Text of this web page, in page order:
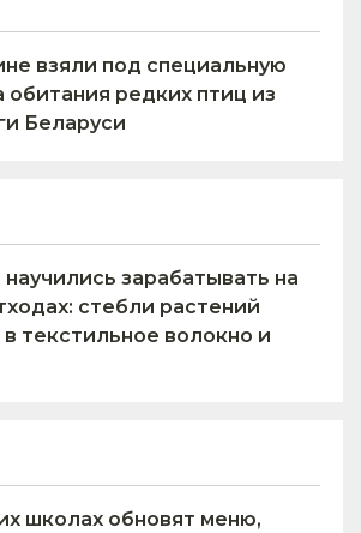
взяли под специальную
обитания редких птиц из
Беларуси
зарабатывать на
стебли растений
текстильное волокно и
школах обновят меню,